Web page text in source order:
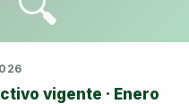
vigente · Enero